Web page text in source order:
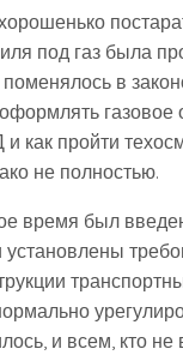
под газ была
в
газовое
как пройти
не полностью.
время был
установлены
и всем, кто не